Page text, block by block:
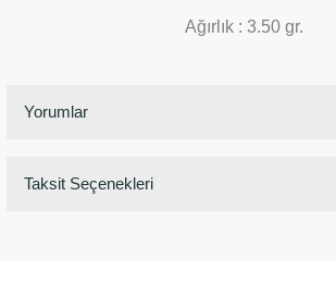
Ağırlık : 3.50 gr.
Yorumlar
Taksit Seçenekleri